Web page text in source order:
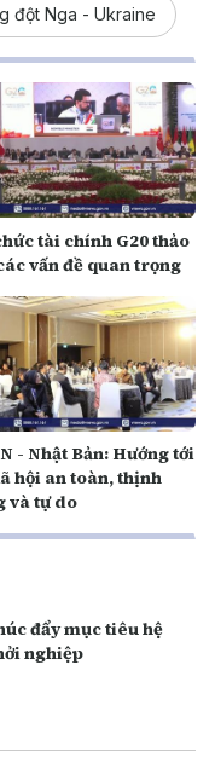
đột Nga - Ukraine
tài chính G20 thảo
vấn đề quan trọng
- Nhật Bản: Hướng tới
hội an toàn, thịnh
và tự do
đẩy mục tiêu hệ
nghiệp